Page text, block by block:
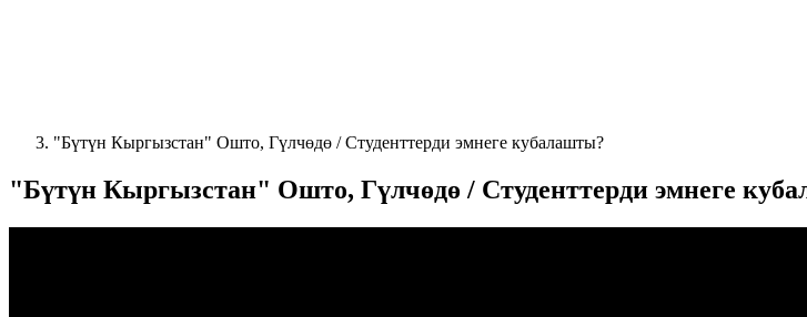
"Бүтүн Кыргызстан" Ошто, Гүлчөдө / Студенттерди эмнеге кубалашты?
"Бүтүн Кыргызстан" Ошто, Гүлчөдө / Студенттерди эмнеге